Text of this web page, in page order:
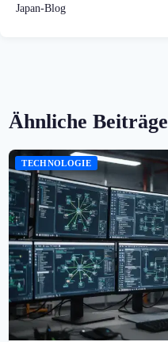
Japan-Blog
Ähnliche Beiträge
TECHNOLOGIE